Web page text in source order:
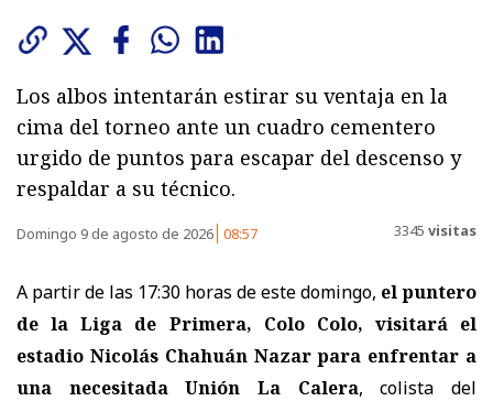
Los albos intentarán estirar su ventaja en la
cima del torneo ante un cuadro cementero
urgido de puntos para escapar del descenso y
respaldar a su técnico.
Domingo 9 de agosto de 2026 08:57 3345 visitas
A partir de las 17:30 horas de este domingo, el puntero
de la Liga de Primera, Colo Colo, visitará el
estadio Nicolás Chahuán Nazar para enfrentar a
una necesitada Unión La Calera, colista del